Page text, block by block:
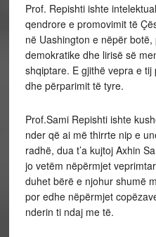
Prof. Repishti ishte
qendrore e promovimit të
në Uashington e nëpër
demokratike dhe lirisë së
shqiptare. E gjithë vepra e
dhe përparimit të tyre.
Prof.Sami Repishti ishte
nder që ai më thirrte nip e
radhë, dua t’a kujtoj Axhin
jo vetëm nëpërmjet
duhet bërë e njohur shumë
por edhe nëpërmjet
nderin ti ndaj me të.